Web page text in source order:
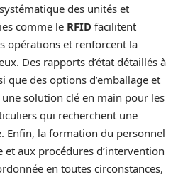
des unités et
comme le RFID facilitent
opérations et renforcent la
Des rapports d’état détaillés à
que des options d’emballage et
solution clé en main pour les
qui recherchent une
Enfin, la formation du personnel
et aux procédures d’intervention
en toutes circonstances,